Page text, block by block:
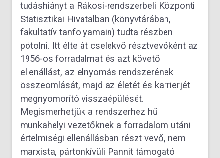
tudáshiányt a Rákosi-rendszerbeli Központi
Statisztikai Hivatalban (könyvtárában,
fakultatív tanfolyamain) tudta részben
pótolni. Itt élte át cselekvő résztvevőként az
1956-os forradalmat és azt követő
ellenállást, az elnyomás rendszerének
összeomlását, majd az életét és karrierjét
megnyomorító visszaépülését.
Megismerhetjük a rendszerhez hű
munkahelyi vezetőknek a forradalom utáni
értelmiségi ellenállásban részt vevő, nem
marxista, pártonkívüli Pannit támogató